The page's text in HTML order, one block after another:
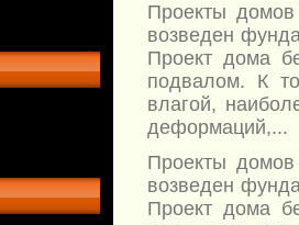
Проекты
возведен
Проект дома
подвалом. К
влагой,
деформаций,...
Проекты
возведен
Проект дома